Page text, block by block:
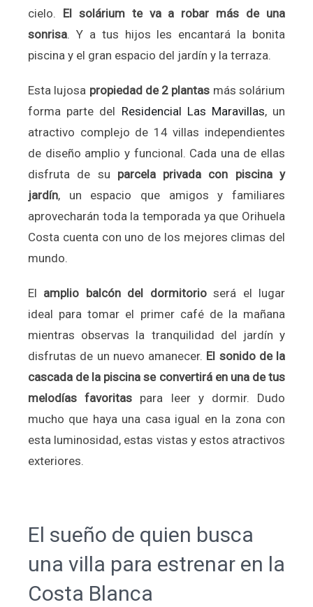
cielo. El solárium te va a robar más de una
sonrisa. Y a tus hijos les encantará la bonita
piscina y el gran espacio del jardín y la terraza.
Esta lujosa propiedad de 2 plantas más solárium
forma parte del Residencial Las Maravillas, un
atractivo complejo de 14 villas independientes
de diseño amplio y funcional. Cada una de ellas
disfruta de su parcela privada con piscina y
jardín, un espacio que amigos y familiares
aprovecharán toda la temporada ya que Orihuela
Costa cuenta con uno de los mejores climas del
mundo.
El amplio balcón del dormitorioserá el lugar
ideal para tomar el primer café de la mañana
mientras observas la tranquilidad del jardín y
disfrutas de un nuevo amanecer. El sonido de la
cascada de la piscina se convertirá en una de tus
melodías favoritas para leer y dormir. Dudo
mucho que haya una casa igual en la zona con
esta luminosidad, estas vistas y estos atractivos
exteriores.
El sueño de quien busca
una villa para estrenar en la
Costa Blanca